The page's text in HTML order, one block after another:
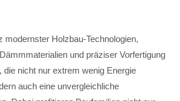
modernster Holzbau-Technologien,
und präziser Vorfertigung
die nicht nur extrem wenig Energie
auch eine unvergleichliche